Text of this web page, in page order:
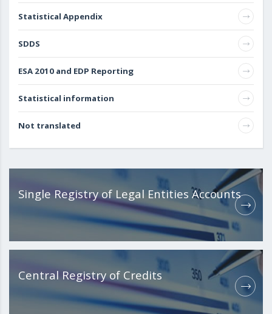
Statistical Appendix
SDDS
ESA 2010 and EDP Reporting
Statistical information
Not translated
Single Registry of Legal Entities Accounts
Central Registry of Credits